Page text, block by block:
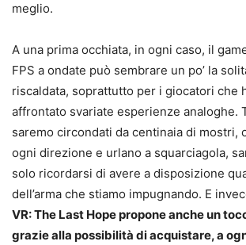
meglio.
A una prima occhiata, in ogni caso, il
FPS a ondate può sembrare un po’ la
riscaldata, soprattutto per i giocatori che
affrontato svariate esperienze analoghe.
saremo circondati da centinaia di mostri,
ogni direzione e urlano a squarciagola,
solo ricordarsi di avere a disposizione
dell’arma che stiamo impugnando. E
VR: The Last Hope propone anche un
grazie alla possibilità di acquistare, a